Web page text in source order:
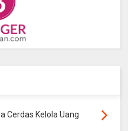
Cerdas Kelola Uang